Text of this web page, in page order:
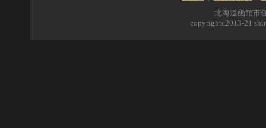
北海道函館市
copyrightc2013-21